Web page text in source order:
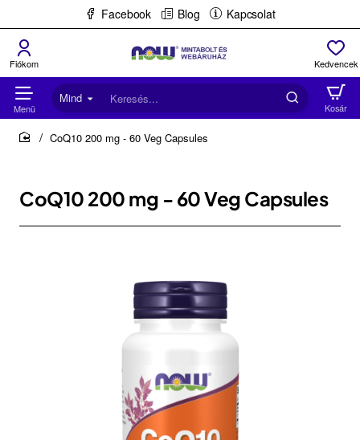
Facebook Blog Kapcsolat
Mind
Keresés...
CoQ10 200 mg - 60 Veg Capsules
CoQ10 200 mg - 60 Veg Capsules